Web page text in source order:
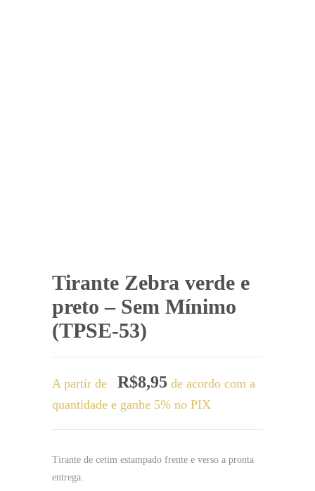
Tirante Zebra verde e
preto – Sem Mínimo
(TPSE-53)
A partir de R$8,95 de acordo com a
quantidade e ganhe 5% no PIX
Tirante de cetim estampado frente e verso a pronta
entrega.